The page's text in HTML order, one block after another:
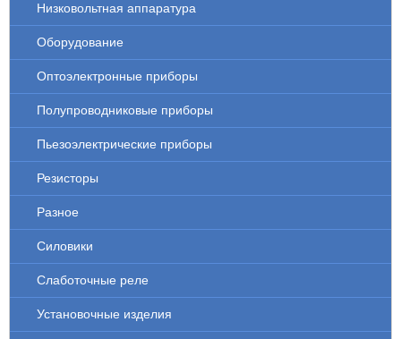
Низковольтная аппаратура
Оборудование
Оптоэлектронные приборы
Полупроводниковые приборы
Пьезоэлектрические приборы
Резисторы
Разное
Силовики
Слаботочные реле
Установочные изделия